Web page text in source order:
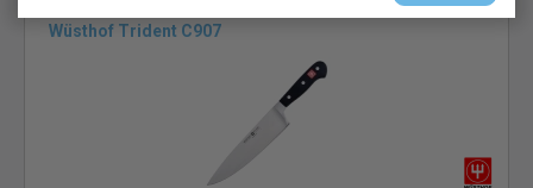
Wüsthof Trident C907